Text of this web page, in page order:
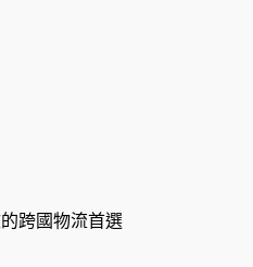
跨國物流首選